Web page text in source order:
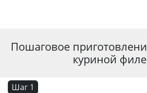
Пошаговое
куриной филе
Шаг 1